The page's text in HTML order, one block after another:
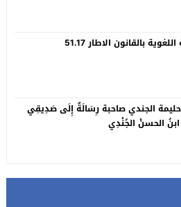
بالقانون الاطار 51.17
إلى الأستاذة حليمة الجندي صاحبة رِسَالَةٌ إِلَى صَدِيقِي
الحسنْ الجُنْدِي